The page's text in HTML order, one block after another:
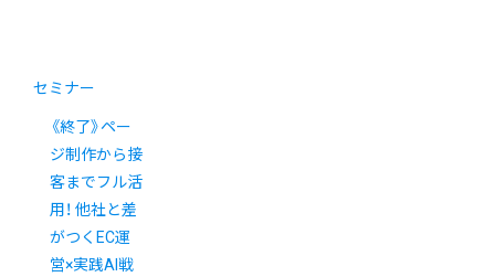
セミナー
《終了》ペー
ジ制作から接
客までフル活
用！ 他社と差
がつくEC運
営×実践AI戦